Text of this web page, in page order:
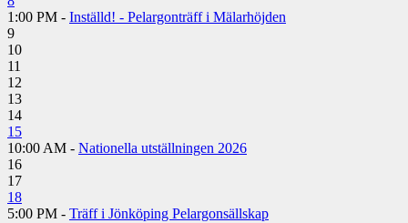
1:00 PM - Inställd! - Pelargonträff i Mälarhöjden
9
10
11
12
13
14
15
10:00 AM - Nationella utställningen 2026
16
17
18
5:00 PM - Träff i Jönköping Pelargonsällskap